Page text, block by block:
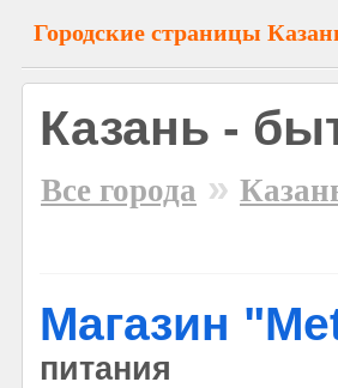
Городские страницы
Казань -
Все города »
Магазин
питания